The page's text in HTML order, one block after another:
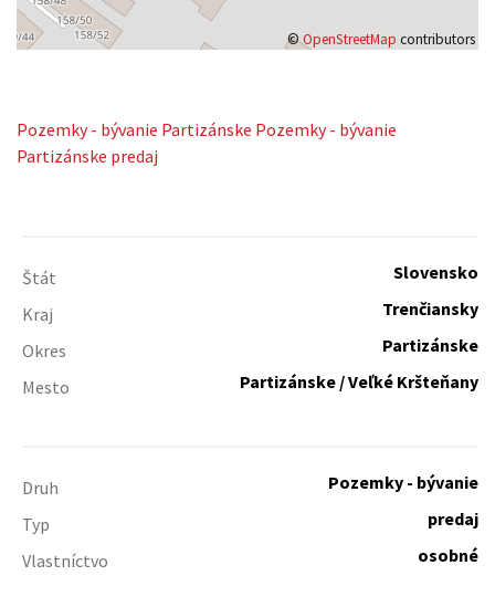
©OpenStreetMap contributors
Pozemky - bývanie Partizánske Pozemky - bývanie
Partizánske predaj
Štát
Slovensko
Kraj
Trenčiansky
Okres
Partizánske
Mesto
Partizánske / Veľké Kršteňany
Druh
Pozemky - bývanie
Typ
predaj
Vlastníctvo
osobné